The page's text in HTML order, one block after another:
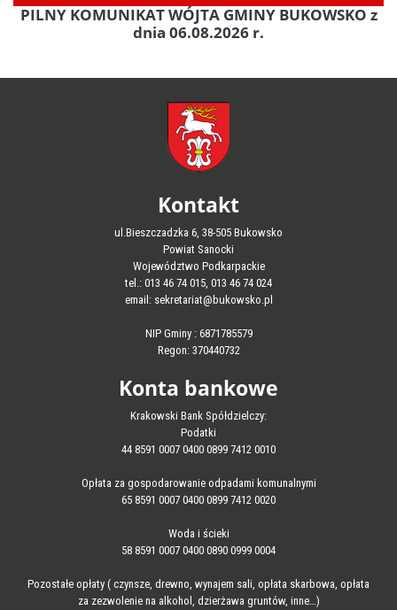
PILNY KOMUNIKAT WÓJTA GMINY BUKOWSKO z
dnia 06.08.2026 r.
Kontakt
ul.Bieszczadzka 6, 38-505 Bukowsko
Powiat Sanocki
Województwo Podkarpackie
tel.: 013 46 74 015, 013 46 74 024
email: sekretariat@bukowsko.pl
NIP Gminy : 6871785579
Regon: 370440732
Konta bankowe
Krakowski Bank Spółdzielczy:
Podatki
44 8591 0007 0400 0899 7412 0010
Opłata za gospodarowanie odpadami komunalnymi
65 8591 0007 0400 0899 7412 0020
Woda i ścieki
58 8591 0007 0400 0890 0999 0004
Pozostałe opłaty ( czynsze, drewno, wynajem sali, opłata skarbowa, opłata
za zezwolenie na alkohol, dzierżawa gruntów, inne…)